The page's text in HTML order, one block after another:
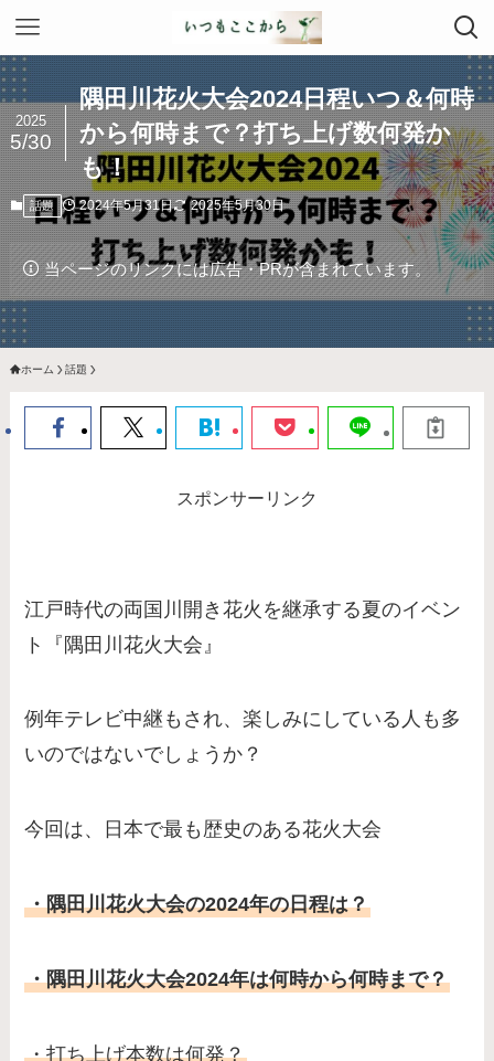
隅田川花火大会2024日程いつ＆何時
から何時まで？打ち上げ数何発か
も！
2025
5/30
話題 2024年5月31日 2025年5月30日
当ページのリンクには広告・PRが含まれています。
ホーム 話題
スポンサーリンク
江戸時代の両国川開き花火を継承する夏のイベン
ト『隅田川花火大会』
例年テレビ中継もされ、楽しみにしている人も多
いのではないでしょうか？
今回は、日本で最も歴史のある花火大会
・隅田川花火大会の2024年の日程は？
・隅田川花火大会2024年は何時から何時まで？
・打ち上げ本数は何発？